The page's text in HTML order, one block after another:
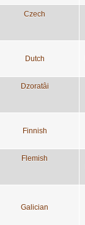
Czech
Dutch
Dzoratâi
Finnish
Flemish
Galician